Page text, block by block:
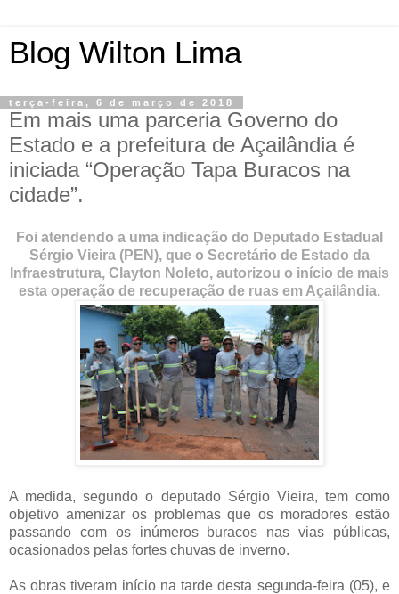
Blog Wilton Lima
terça-feira, 6 de março de 2018
Em mais uma parceria Governo do
Estado e a prefeitura de Açailândia é
iniciada “Operação Tapa Buracos na
cidade”.
Foi atendendo a uma indicação do Deputado Estadual
Sérgio Vieira (PEN), que o Secretário de Estado da
Infraestrutura, Clayton Noleto, autorizou o início de mais
esta operação de recuperação de ruas em Açailândia.
A medida, segundo o deputado Sérgio Vieira, tem como
objetivo amenizar os problemas que os moradores estão
passando com os inúmeros buracos nas vias públicas,
ocasionados pelas fortes chuvas de inverno.
As obras tiveram início na tarde desta segunda-feira (05), e